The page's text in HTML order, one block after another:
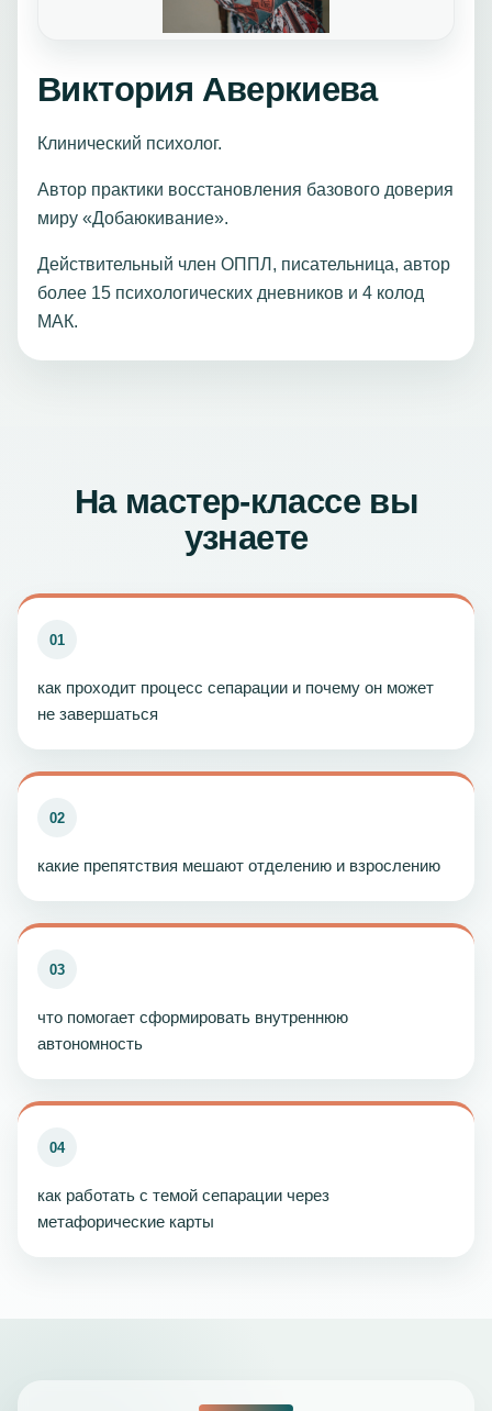
Виктория Аверкиева
Клинический психолог.
Автор практики восстановления базового доверия
миру «Добаюкивание».
Действительный член ОППЛ, писательница, автор
более 15 психологических дневников и 4 колод
МАК.
На мастер-классе вы
узнаете
01
как проходит процесс сепарации и почему он может
не завершаться
02
какие препятствия мешают отделению и взрослению
03
что помогает сформировать внутреннюю
автономность
04
как работать с темой сепарации через
метафорические карты